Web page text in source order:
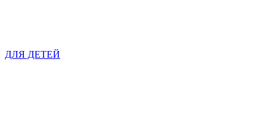
ДЛЯ ДЕТЕЙ